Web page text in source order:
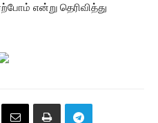
என்று தெரிவித்து